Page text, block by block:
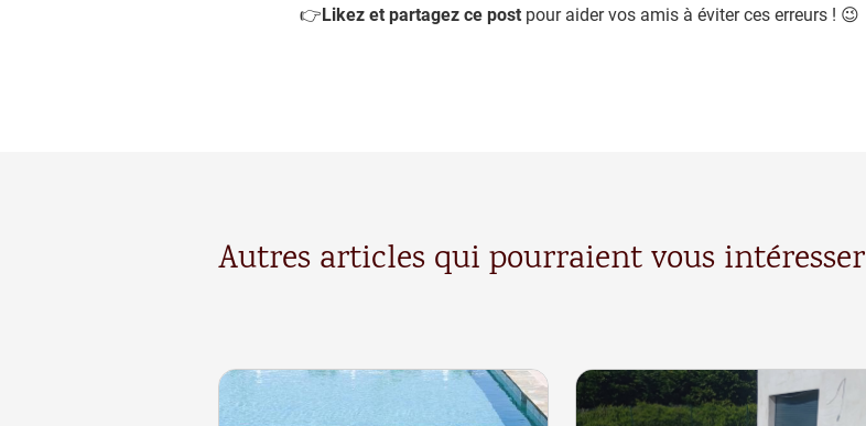
👉Likez et partagez ce post pour aider vos amis à éviter ces erreurs ! 😉
Autres articles qui pourraient vous intéresser